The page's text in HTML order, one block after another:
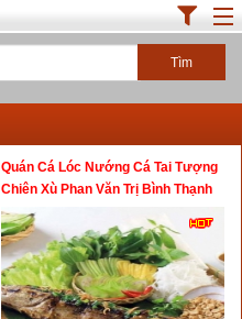
Quán Cá Lóc Nướng Cá Tai Tượng
Chiên Xù Phan Văn Trị Bình Thạnh